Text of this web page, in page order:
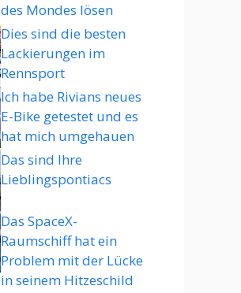
des Mondes lösen
Dies sind die besten
Lackierungen im
Rennsport
Ich habe Rivians neues
E-Bike getestet und es
hat mich umgehauen
Das sind Ihre
Lieblingspontiacs
Das SpaceX-
Raumschiff hat ein
Problem mit der Lücke
in seinem Hitzeschild